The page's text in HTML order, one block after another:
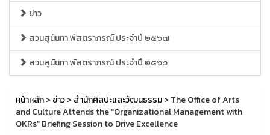
ข่าว
สวนสุนันทา พัสตราภรณ์ ประจำปี ๒๕๖๗
สวนสุนันทา พัสตราภรณ์ ประจำปี ๒๕๖๖
หน้าหลัก>ข่าว>สำนักศิลปะและวัฒนธรรม> The Office of Arts
and Culture Attends the "Organizational Management with
OKRs" Briefing Session to Drive Excellence